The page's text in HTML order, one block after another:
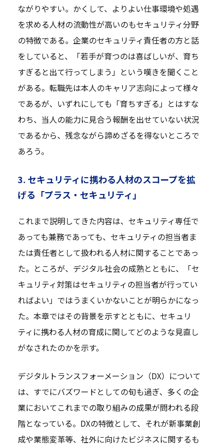
ながりやすい。かくして、よりよい仕事環境や処遇
を求める人材の流動性が高いのもセキュリティ分野
の特徴である。企業のセキュリティ責任者の方と話
をしていると、「若手が育つのは喜ばしいが、育ち
すぎると出て行ってしまう」という嘆きを聞くこと
がある。転職先は本人のキャリア志向によって様々
であるが、いずれにしても「育ちすぎる」とはすな
わち、当人の能力に見合う報酬を出せていない状況
であるから、残念ながら諦めざるを得ないところで
あろう。
3. セキュリティに携わる人材のスコープを拡
げる「プラス・セキュリティ」
これまで説明してきた内容は、セキュリティ専任で
あっても兼務であっても、セキュリティの担当者ま
たは責任者として扱われる人材に関することであっ
た。ところが、デジタル社会の成熟とともに、「セ
キュリティ対策はセキュリティの担当者が行ってい
ればよい」ではうまくいかないことが明らかになっ
た。本章ではその背景を示すとともに、セキュリ
ティに携わる人材の育成に関してどのような見直し
がなされたのかを示す。
デジタルトランスフォーメーション（DX）について
は、すでにバズワードとしての旬も過ぎ、多くの企
業においてこれまでの取り組みの成果が問われる段
階となっている。DXの特徴として、それが新事業創
成や業態変革等、社外に向けたビジネスに関するも